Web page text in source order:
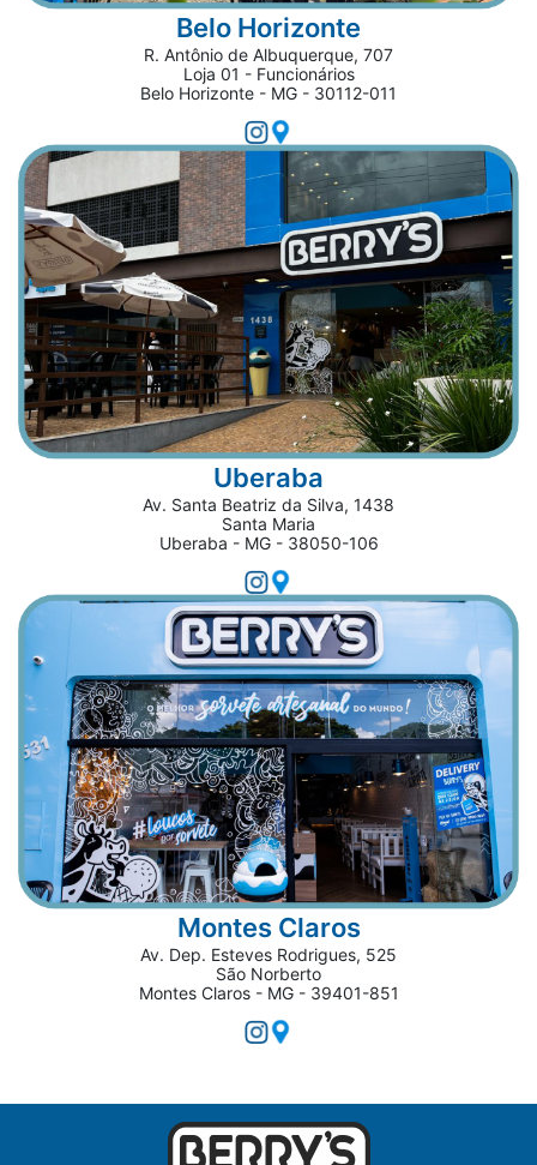
Belo Horizonte
R. Antônio de Albuquerque, 707
Loja 01 - Funcionários
Belo Horizonte - MG - 30112-011
Uberaba
Av. Santa Beatriz da Silva, 1438
Santa Maria
Uberaba - MG - 38050-106
Montes Claros
Av. Dep. Esteves Rodrigues, 525
São Norberto
Montes Claros - MG - 39401-851